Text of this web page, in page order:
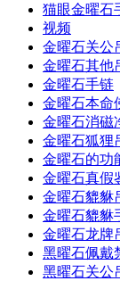
猫眼金曜石
视频
金曜石关公
金曜石其他
金曜石手链
金曜石本命
金曜石消磁
金曜石狐狸
金曜石的功
金曜石真假
金曜石貔貅
金曜石貔貅
金曜石龙牌
黑曜石佩戴
黑曜石关公